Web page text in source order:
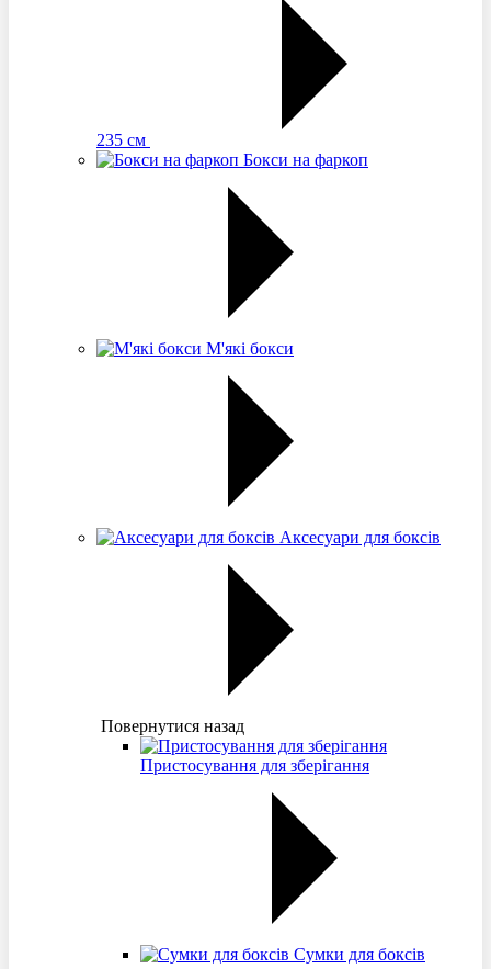
235 см
Бокси на фаркоп
М'які бокси
Аксесуари для боксів
Повернутися назад
Пристосування для зберігання
Сумки для боксів